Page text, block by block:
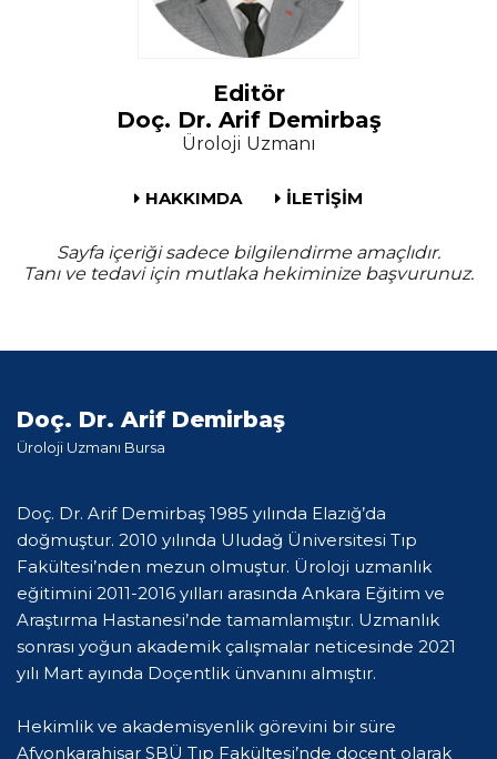
Editör
Doç. Dr. Arif Demirbaş
Üroloji Uzmanı
HAKKIMDA İLETİŞİM
Sayfa içeriği sadece bilgilendirme amaçlıdır.
Tanı ve tedavi için mutlaka hekiminize başvurunuz.
Doç. Dr. Arif Demirbaş
Üroloji Uzmanı Bursa
Doç. Dr. Arif Demirbaş 1985 yılında Elazığ’da
doğmuştur. 2010 yılında Uludağ Üniversitesi Tıp
Fakültesi’nden mezun olmuştur. Üroloji uzmanlık
eğitimini 2011-2016 yılları arasında Ankara Eğitim ve
Araştırma Hastanesi’nde tamamlamıştır. Uzmanlık
sonrası yoğun akademik çalışmalar neticesinde 2021
yılı Mart ayında Doçentlik ünvanını almıştır.
Hekimlik ve akademisyenlik görevini bir süre
Afyonkarahisar SBÜ Tıp Fakültesi’nde doçent olarak